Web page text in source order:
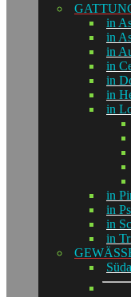
in
in
in
in
in
in
in
in
in
in
in